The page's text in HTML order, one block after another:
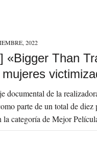
2022
«Bigger Than
documental de la
parte de un total de
la categoría de Mejor